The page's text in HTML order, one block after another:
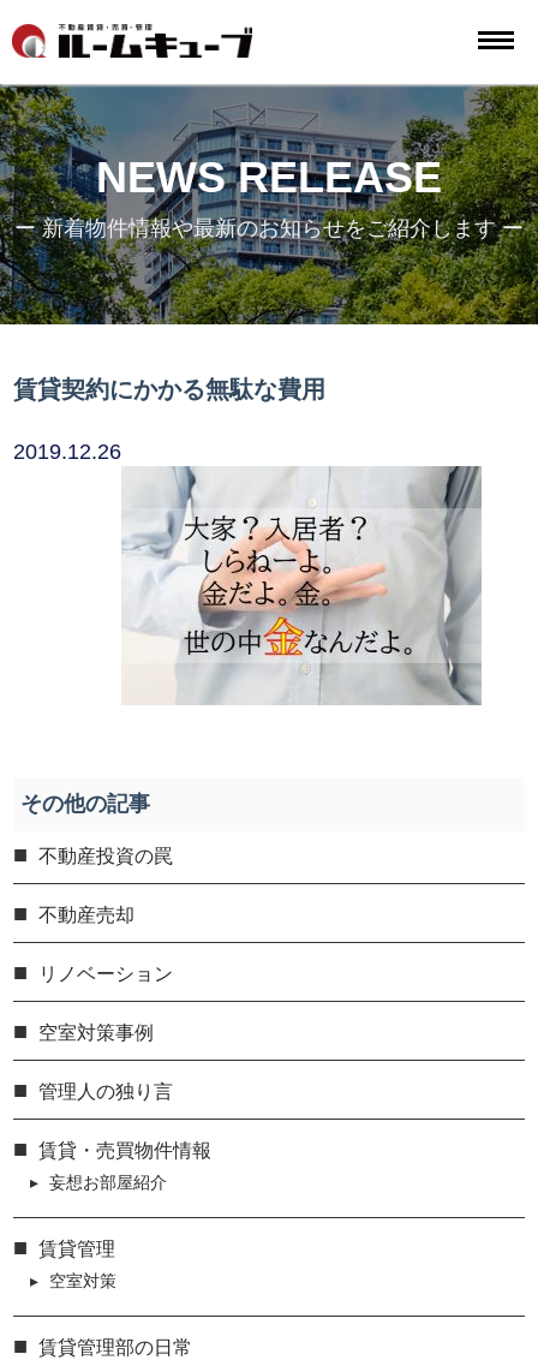
NEWS RELEASE
ー 新着物件情報や最新のお知らせをご紹介します ー
賃貸契約にかかる無駄な費用
2019.12.26
その他の記事
不動産投資の罠
不動産売却
リノベーション
空室対策事例
管理人の独り言
賃貸・売買物件情報
妄想お部屋紹介
賃貸管理
空室対策
賃貸管理部の日常